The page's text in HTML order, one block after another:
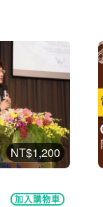
NT$1,200
加入購物車